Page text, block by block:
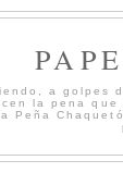
a golpes
la pena
Peña